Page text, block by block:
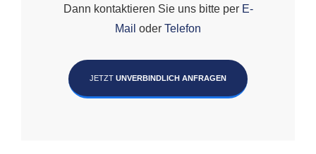
Dann kontaktieren Sie uns bitte per E-
Mail oder Telefon
JETZT UNVERBINDLICH ANFRAGEN